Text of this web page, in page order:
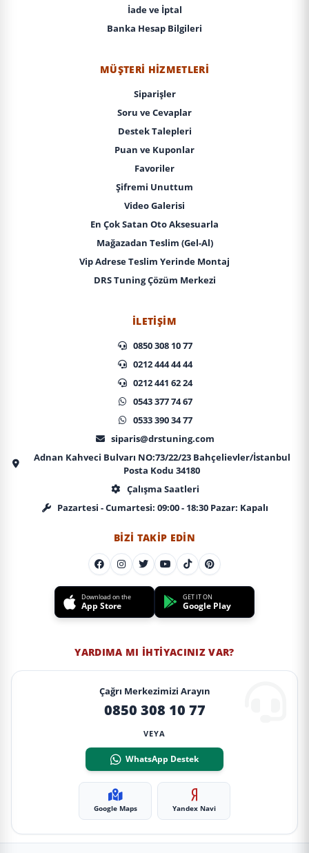
İade ve İptal
Banka Hesap Bilgileri
MÜŞTERI HIZMETLERI
Siparişler
Soru ve Cevaplar
Destek Talepleri
Puan ve Kuponlar
Favoriler
Şifremi Unuttum
Video Galerisi
En Çok Satan Oto Aksesuarla
Mağazadan Teslim (Gel-Al)
Vip Adrese Teslim Yerinde Montaj
DRS Tuning Çözüm Merkezi
İLETIŞIM
0850 308 10 77
0212 444 44 44
0212 441 62 24
0543 377 74 67
0533 390 34 77
siparis@drstuning.com
Adnan Kahveci Bulvarı NO:73/22/23 Bahçelievler/İstanbul
Posta Kodu 34180
Çalışma Saatleri
Pazartesi - Cumartesi: 09:00 - 18:30 Pazar: Kapalı
BIZI TAKIP EDIN
Download on the
App Store
GET IT ON
Google Play
YARDIMA MI İHTIYACINIZ VAR?
Çağrı Merkezimizi Arayın
0850 308 10 77
VEYA
WhatsApp Destek
Google Maps Yandex Navi